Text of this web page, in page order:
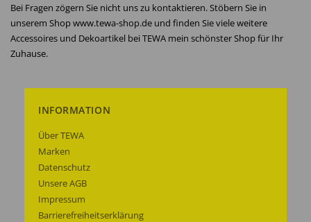
Bei Fragen zögern Sie nicht uns zu kontaktieren. Stöbern Sie in
unserem Shop www.tewa-shop.de und finden Sie viele weitere
Accessoires und Dekoartikel bei TEWA mein schönster Shop für Ihr
Zuhause.
INFORMATION
Über TEWA
Marken
Datenschutz
Unsere AGB
Impressum
Barrierefreiheitserklärung